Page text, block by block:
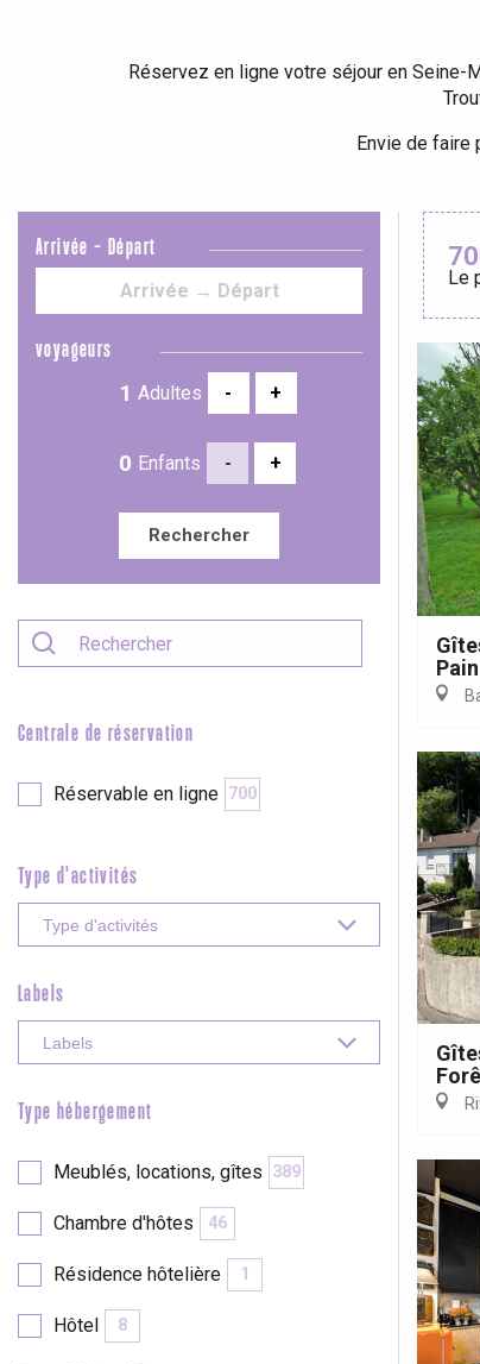
Neufchâtel-en-
Rouen
Paris 1h30
Réservez en ligne votre séjour en
Envie de
Arrivée - Départ
voyageurs
Adultes
- +
Enfants - +
Rechercher
Centrale de réservation
Réservable en ligne 700
Type d'activités
Labels
Type hébergement
Meublés, locations, gîtes 389
Chambre d'hôtes 46
Résidence hôtelière 1
Hôtel 8
Le
Pain